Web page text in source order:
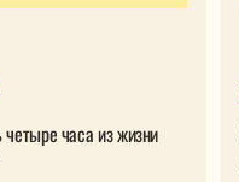
часа из жизни